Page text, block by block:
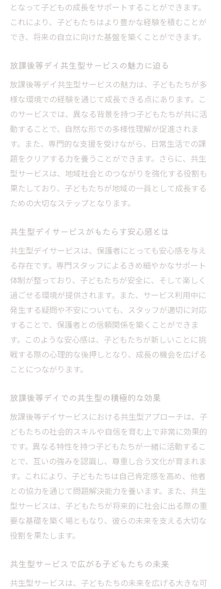
となって子どもの成長をサポートすることができます。
これにより、子どもたちはより豊かな経験を積むことが
でき、将来の自立に向けた基盤を築くことができます。
放課後等デイ共生型サービスの魅力に迫る
放課後等デイ共生型サービスの魅力は、子どもたちが多
様な環境での経験を通じて成長できる点にあります。こ
のサービスでは、異なる背景を持つ子どもたちが共に活
動することで、自然な形での多様性理解が促進されま
す。また、専門的な支援を受けながら、日常生活での課
題をクリアする力を養うことができます。さらに、共生
型サービスは、地域社会とのつながりを強化する役割も
果たしており、子どもたちが地域の一員として成長する
ための大切なステップとなります。
共生型デイサービスがもたらす安心感とは
共生型デイサービスは、保護者にとっても安心感を与え
る存在です。専門スタッフによるきめ細やかなサポート
体制が整っており、子どもたちが安全に、そして楽しく
過ごせる環境が提供されます。また、サービス利用中に
発生する疑問や不安についても、スタッフが適切に対応
することで、保護者との信頼関係を築くことができま
す。このような安心感は、子どもたちが新しいことに挑
戦する際の心理的な後押しとなり、成長の機会を広げる
ことにつながります。
放課後等デイでの共生型の積極的な効果
放課後等デイサービスにおける共生型アプローチは、子
どもたちの社会的スキルや自信を育む上で非常に効果的
です。異なる特性を持つ子どもたちが一緒に活動するこ
とで、互いの強みを認識し、尊重し合う文化が育まれま
す。これにより、子どもたちは自己肯定感を高め、他者
との協力を通じて問題解決能力を養います。また、共生
型サービスは、子どもたちが将来的に社会に出る際の重
要な基礎を築く場ともなり、彼らの未来を支える大切な
役割を果たします。
共生型サービスで広がる子どもたちの未来
共生型サービスは、子どもたちの未来を広げる大きな可